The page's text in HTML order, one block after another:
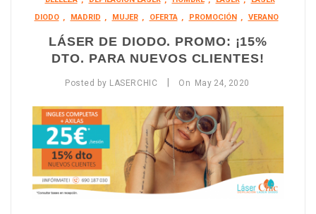
DIODO , MADRID , MUJER , OFERTA , PROMOCIÓN , VERANO
LÁSER DE DIODO. PROMO: ¡15%
DTO. PARA NUEVOS CLIENTES!
Posted by LASERCHIC On May 24, 2020